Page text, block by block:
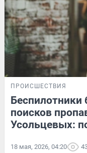
ПРОИСШЕСТВИЯ
Беспилотники
поисков
Усольцевых:
18 мая, 2026, 04:20